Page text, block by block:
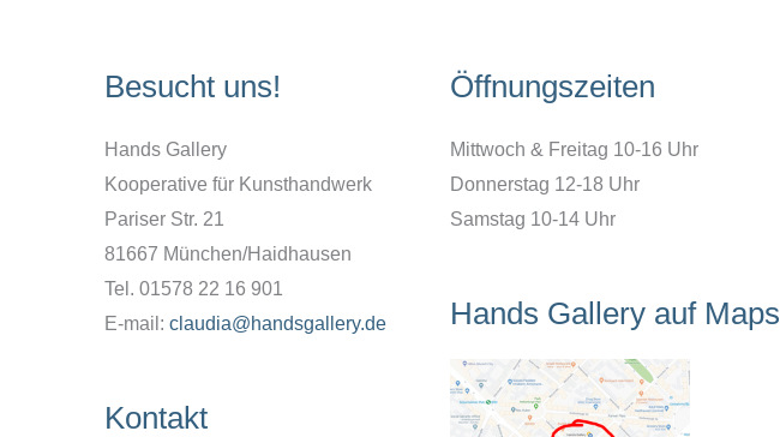
Besucht uns!
Hands Gallery
Kooperative für Kunsthandwerk
Pariser Str. 21
81667 München/Haidhausen
Tel. 01578 22 16 901
E-mail: claudia@handsgallery.de
Kontakt
Öffnungszeiten
Mittwoch & Freitag 10-16 Uhr
Donnerstag 12-18 Uhr
Samstag 10-14 Uhr
Hands Gallery auf Maps